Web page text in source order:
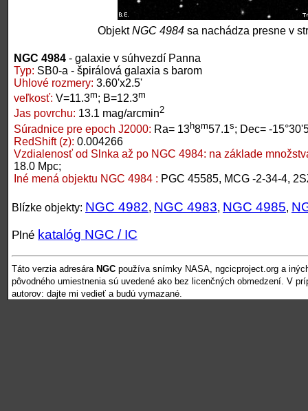
ObjektNGC 4984sa nachádza presne v
NGC 4984 - galaxie v súhvezdí Panna
Typ: SB0-a - špirálová galaxia s barom
Uhlové rozmery: 3.60'x2.5'
veľkosť: V=11.3m; B=12.3m
Jas povrchu: 13.1 mag/arcmin2
Súradnice pre epoch J2000: Ra= 13h8m57.1s; Dec= -
RedShift (z): 0.004266
Vzdialenosť od Slnka až po NGC 4984: na základe
18.0 Mpc;
Iné mená objektu NGC 4984 : PGC 45585, MCG -2-34-4,
Blízke objekty: NGC 4982, NGC 4983, NGC 4985,
Plné katalóg NGC / IC
Táto verzia adresára NGC používa snímky NASA, ngcicproject.org a
pôvodného umiestnenia sú uvedené ako bez licenčných obmedzení. V
autorov: dajte mi vedieť a budú vymazané.